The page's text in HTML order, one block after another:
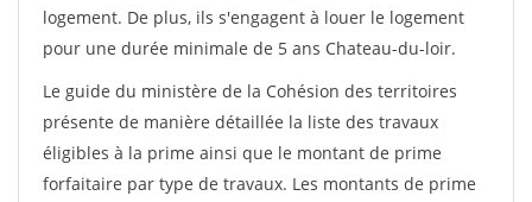
logement. De plus, ils s'engagent à louer le logement
pour une durée minimale de 5 ans Chateau-du-loir.
Le guide du ministère de la Cohésion des territoires
présente de manière détaillée la liste des travaux
éligibles à la prime ainsi que le montant de prime
forfaitaire par type de travaux. Les montants de prime